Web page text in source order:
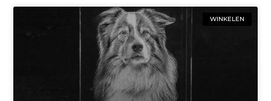
WINKELEN